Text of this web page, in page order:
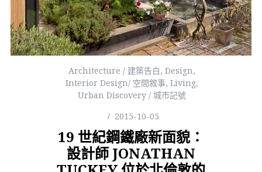
Architecture / 建築告白, Design,
Interior Design/ 空間敘事, Living,
Urban Discovery / 城市記號
2015-10-05
19 世紀鋼鐵廠新面貌：
設計師 JONATHAN